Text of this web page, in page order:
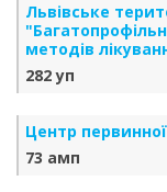
Львівське
методів
282 уп
Центр
73 амп